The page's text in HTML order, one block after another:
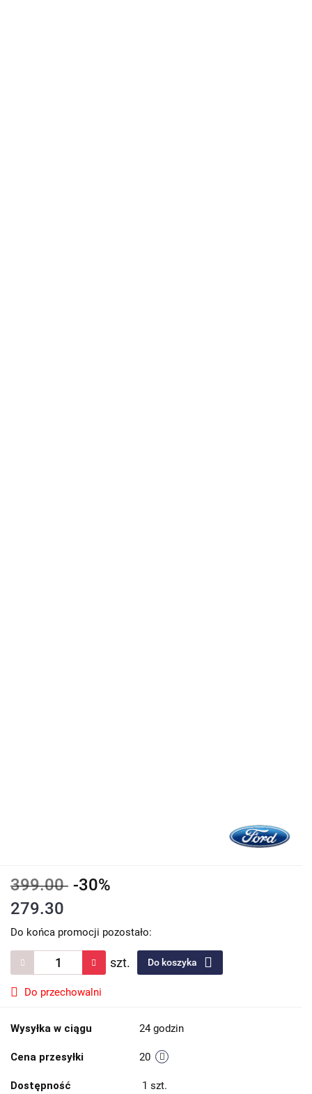
399.00 -30%
279.30
Do końca promocji pozostało:
szt. Do koszyka
Do przechowalni
Wysyłka w ciągu 24 godzin
Cena przesyłki 20
Dostępność 1 szt.